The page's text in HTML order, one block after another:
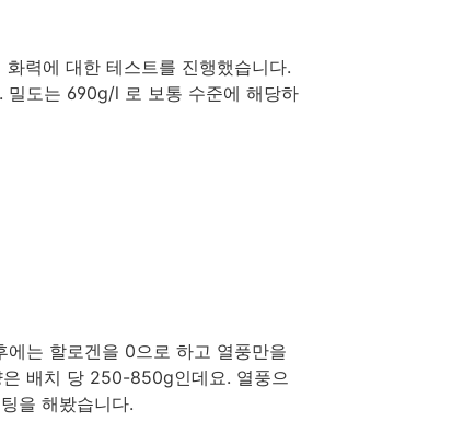
력에 대한 테스트를 진행했습니다.
밀도는 690g/l 로 보통 수준에 해당하
는 할로겐을 0으로 하고 열풍만을
배치 당 250-850g인데요. 열풍으
을 해봤습니다.